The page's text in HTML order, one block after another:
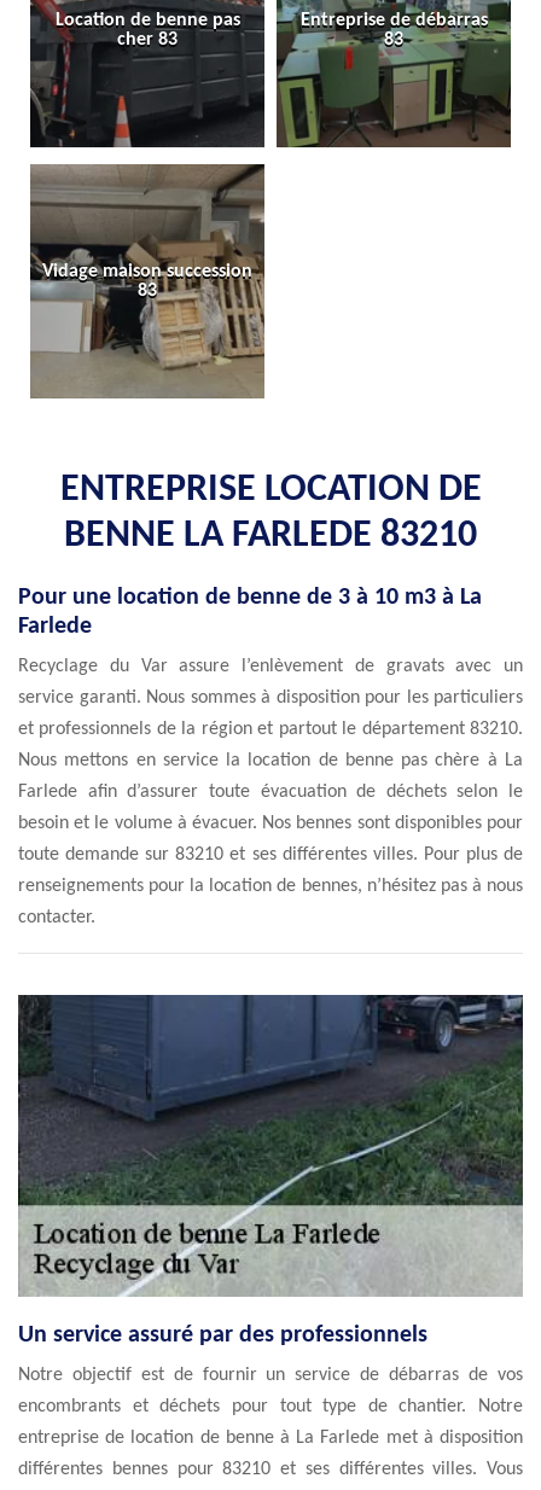
Location de benne pas
cher 83
Entreprise de débarras
83
Vidage maison succession
83
ENTREPRISE LOCATION DE
BENNE LA FARLEDE 83210
Pour une location de benne de 3 à 10 m3 à La
Farlede
Recyclage du Var assure l’enlèvement de gravats avec un
service garanti. Nous sommes à disposition pour les particuliers
et professionnels de la région et partout le département 83210.
Nous mettons en service la location de benne pas chère à La
Farlede afin d’assurer toute évacuation de déchets selon le
besoin et le volume à évacuer. Nos bennes sont disponibles pour
toute demande sur 83210 et ses différentes villes. Pour plus de
renseignements pour la location de bennes, n’hésitez pas à nous
contacter.
Un service assuré par des professionnels
Notre objectif est de fournir un service de débarras de vos
encombrants et déchets pour tout type de chantier. Notre
entreprise de location de benne à La Farlede met à disposition
différentes bennes pour 83210 et ses différentes villes. Vous